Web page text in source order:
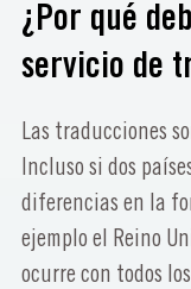
¿Por qué
servicio de
Las traducciones
Incluso si dos
diferencias en la
ejemplo el Reino
ocurre con todos